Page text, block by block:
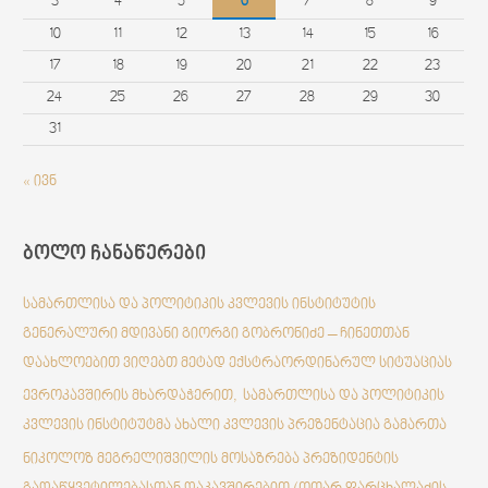
10 11 12 13 14 15 16
17 18 19 20 21 22 23
24 25 26 27 28 29 30
31
« ივნ
ბოლო ჩანაწერები
სამართლისა და პოლიტიკის კვლევის ინსტიტუტის
გენერალური მდივანი გიორგი გობრონიძე – ჩინეთთან
დაახლოებით ვიღებთ მეტად ექსტრაორდინარულ სიტუაციას
ევროკავშირის მხარდაჭერით, სამართლისა და პოლიტიკის
კვლევის ინსტიტუტმა ახალი კვლევის პრეზენტაცია გამართა
ნიკოლოზ მეგრელიშვილის მოსაზრება პრეზიდენტის